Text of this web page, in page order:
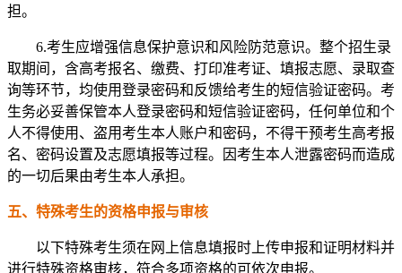
担。
6.考生应增强信息保护意识和风险防范意识。整个招生录
取期间，含高考报名、缴费、打印准考证、填报志愿、录取查
询等环节，均使用登录密码和反馈给考生的短信验证密码。考
生务必妥善保管本人登录密码和短信验证密码，任何单位和个
人不得使用、盗用考生本人账户和密码，不得干预考生高考报
名、密码设置及志愿填报等过程。因考生本人泄露密码而造成
的一切后果由考生本人承担。
五、特殊考生的资格申报与审核
以下特殊考生须在网上信息填报时上传申报和证明材料并
进行特殊资格审核，符合多项资格的可依次申报。